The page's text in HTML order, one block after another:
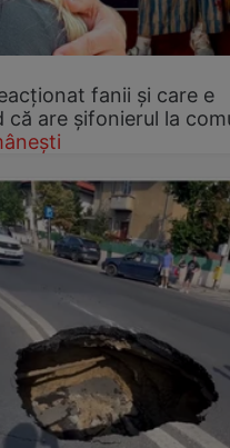
fanii și care e
că are șifonierul la